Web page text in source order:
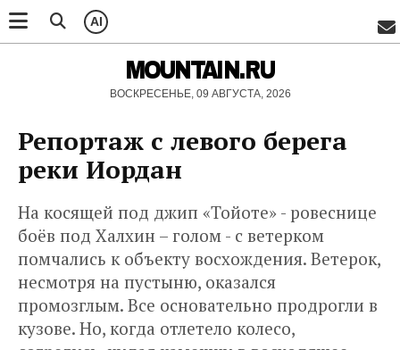
AI
MOUNTAIN.RU
ВОСКРЕСЕНЬЕ, 09 АВГУСТА, 2026
Репортаж с левого берега
реки Иордан
На косящей под джип «Тойоте» - ровеснице
боёв под Халхин – голом - с ветерком
помчались к объекту восхождения. Ветерок,
несмотря на пустыню, оказался
промозглым. Все основательно продрогли в
кузове. Но, когда отлетело колесо,